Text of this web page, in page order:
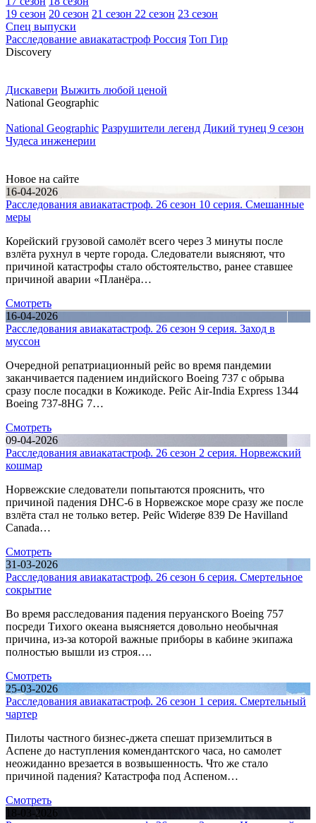
19 сезон 20 сезон 21 сезон 22 сезон 23 сезон
Спец выпуски
Расследование авиакатастроф Россия Топ Гир
Discovery
Дискавери Выжить любой ценой
National Geographic
National Geographic Разрушители легенд Дикий тунец 9 сезон
Чудеса инженерии
Новое на сайте
16-04-2026
Расследования авиакатастроф. 26 сезон 10 серия. Смешанные
меры
Корейский грузовой самолёт всего через 3 минуты после
взлёта рухнул в черте города. Следователи выясняют, что
причиной катастрофы стало обстоятельство, ранее ставшее
причиной аварии «Планёра…
Смотреть
16-04-2026
Расследования авиакатастроф. 26 сезон 9 серия. Заход в
муссон
Очередной репатриационный рейс во время пандемии
заканчивается падением индийского Boeing 737 с обрыва
сразу после посадки в Кожикоде. Рейс Air-India Express 1344
Boeing 737-8HG 7…
Смотреть
09-04-2026
Расследования авиакатастроф. 26 сезон 2 серия. Норвежский
кошмар
Норвежские следователи попытаются прояснить, что
причиной падения DHC-6 в Норвежское море сразу же после
взлёта стал не только ветер. Рейс Widerøe 839 De Havilland
Canada…
Смотреть
31-03-2026
Расследования авиакатастроф. 26 сезон 6 серия. Смертельное
сокрытие
Во время расследования падения перуанского Boeing 757
посреди Тихого океана выясняется довольно необычная
причина, из-за которой важные приборы в кабине экипажа
полностью вышли из строя….
Смотреть
25-03-2026
Расследования авиакатастроф. 26 сезон 1 серия. Смертельный
чартер
Пилоты частного бизнес-джета спешат приземлиться в
Аспене до наступления комендантского часа, но самолет
неожиданно врезается в возвышенность. Что же стало
причиной падения? Катастрофа под Аспеном…
Смотреть
18-03-2026